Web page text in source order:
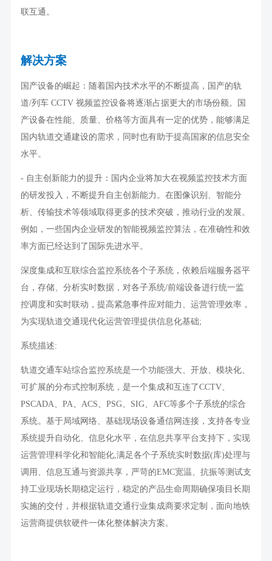
联互通。
解决方案
国产设备的崛起：随着国内技术水平的不断提高，国产的轨
道/列车CCTV 视频监控设备将逐渐占据更大的市场份额。国
产设备在性能、质量、价格等方面具有一定的优势，能够满足
国内轨道交通建设的需求，同时也有助于提高国家的信息安全
水平。
- 自主创新能力的提升：国内企业将加大在视频监控技术方面
的研发投入，不断提升自主创新能力。在图像识别、智能分
析、传输技术等领域取得更多的技术突破，推动行业的发展。
例如，一些国内企业研发的智能视频监控算法，在准确性和效
率方面已经达到了国际先进水平。
深度集成和互联综合监控系统各个子系统，依赖后端服务器平
台，存储、分析实时数据，对各子系统/前端设备进行统一监
控调度和实时联动，提高紧急事件应对能力、运营管理效率，
为实现轨道交通现代化运营管理提供信息化基础;
系统描述:
轨道交通车站综合监控系统是一个功能强大、开放、模块化、
可扩展的分布式控制系统，是一个集成和互连了CCTV、
PSCADA、 PA、 ACS、 PSG、 SIG、 AFC等多个子系统的综合
系统。基于局域网络、基础现场设备通信网连接，支持各专业
系统提升自动化、信息化水平，在信息共享平台支持下，实现
运营管理科学化和智能化,满足各个子系统实时数据(库)处理与
调用、信息互通与资源共享，严苛的EMC宽温、抗振等测试支
持工业现场长期稳定运行，稳定的产品生命周期确保项目长期
实施的交付，并根据轨道交通行业集成商要求定制，面向地铁
运营商提供软硬件一体化整体解决方案。